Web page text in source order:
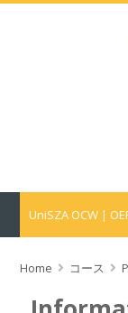
UniSZA OCW |
My Courses
e-Aduan
Home コース